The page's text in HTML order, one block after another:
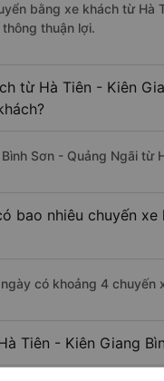
bằng xe khách từ Hà
thuận lợi.
từ Hà Tiên - Kiên
Sơn - Quảng Ngãi từ
bao nhiêu chuyến
ngày có khoảng 4
Tiên - Kiên Giang